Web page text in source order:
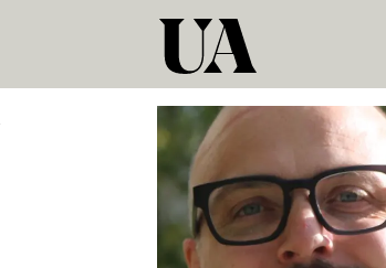
thorbjørnsrud